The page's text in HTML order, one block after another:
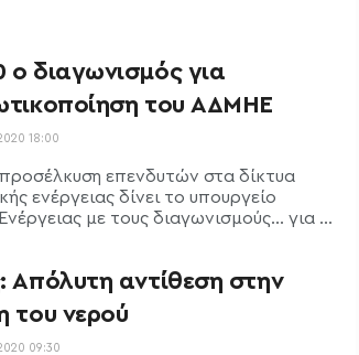
διαγωνισμός για
του ΑΔΜΗΕ
18:00
επενδυτών στα δίκτυα
ενέργειας δίνει το υπουργείο
με τους διαγωνισμούς... για ...
Απόλυτη αντίθεση στην
του νερού
09:30